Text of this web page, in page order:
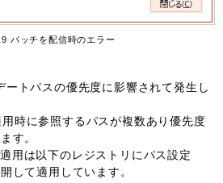
パッチを配信時のエラー
トパスの優先度に影響されて発生し
時に参照するパスが複数あり優先度
す。
用は以下のレジストリにパス設定
して適用しています。